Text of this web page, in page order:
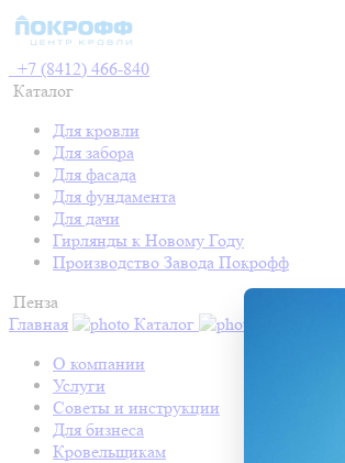
+7 (8412) 466-840
Каталог
Для кровли
Для забора
Для фасада
Для фундамента
Для дачи
Гирлянды к Новому Году
Производство Завода Покрофф
Пенза
Главная
Каталог
О компании
Услуги
Советы и инструкции
Для бизнеса
Кровельщикам